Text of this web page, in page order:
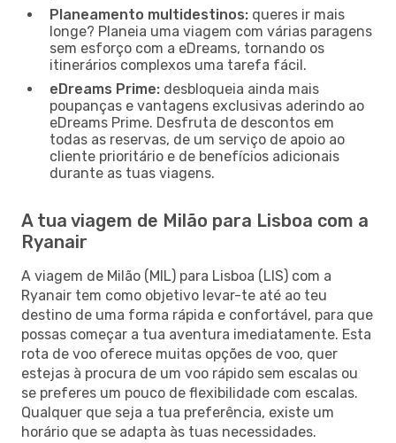
Planeamento multidestinos: queres ir mais
longe? Planeia uma viagem com várias paragens
sem esforço com a eDreams, tornando os
itinerários complexos uma tarefa fácil.
eDreams Prime: desbloqueia ainda mais
poupanças e vantagens exclusivas aderindo ao
eDreams Prime. Desfruta de descontos em
todas as reservas, de um serviço de apoio ao
cliente prioritário e de benefícios adicionais
durante as tuas viagens.
A tua viagem de Milão para Lisboa com a
Ryanair
A viagem de Milão (MIL) para Lisboa (LIS) com a
Ryanair tem como objetivo levar-te até ao teu
destino de uma forma rápida e confortável, para que
possas começar a tua aventura imediatamente. Esta
rota de voo oferece muitas opções de voo, quer
estejas à procura de um voo rápido sem escalas ou
se preferes um pouco de flexibilidade com escalas.
Qualquer que seja a tua preferência, existe um
horário que se adapta às tuas necessidades.